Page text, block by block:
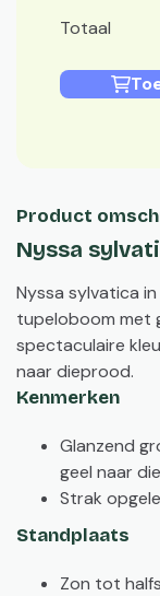
Totaal
Product
Nyssa
Nyssa sylvatica
tupeloboom met
spectaculaire
naar dieprood.
Kenmerken
Glanzend
geel naar
Strak
Standplaats
Zon tot